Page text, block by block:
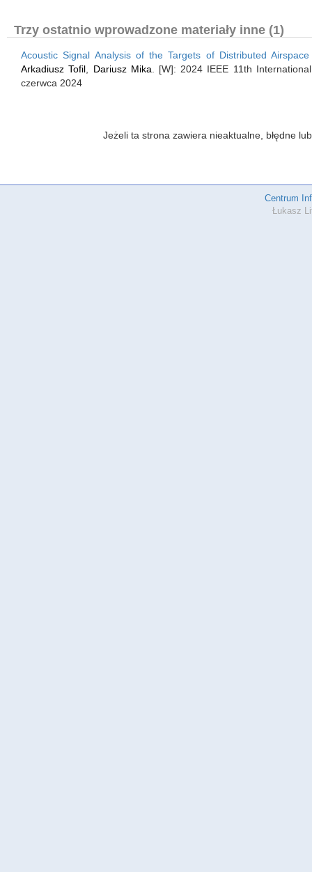
Trzy ostatnio wprowadzone materiały inne (1)
Acoustic Signal Analysis of the Targets of Distributed
Arkadiusz Tofil
Dariusz Mika . [W]: 2024 IEEE 11th
czerwca 2024
Jeżeli ta strona zawiera nieaktualne, błędne
Centrum
Łukasz